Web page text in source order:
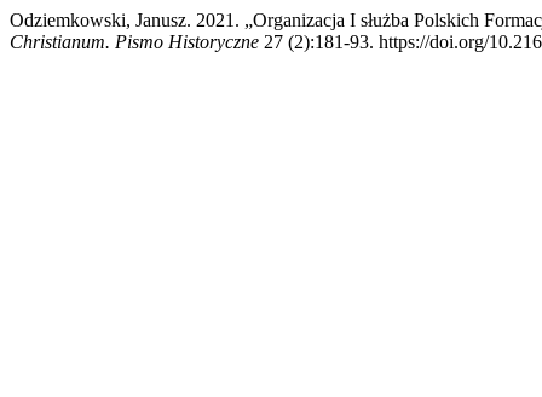
Odziemkowski, Janusz. 2021. „Organizacja I służba Polskich
Christianum. Pismo Historyczne 27 (2):181-93. https://doi.org/